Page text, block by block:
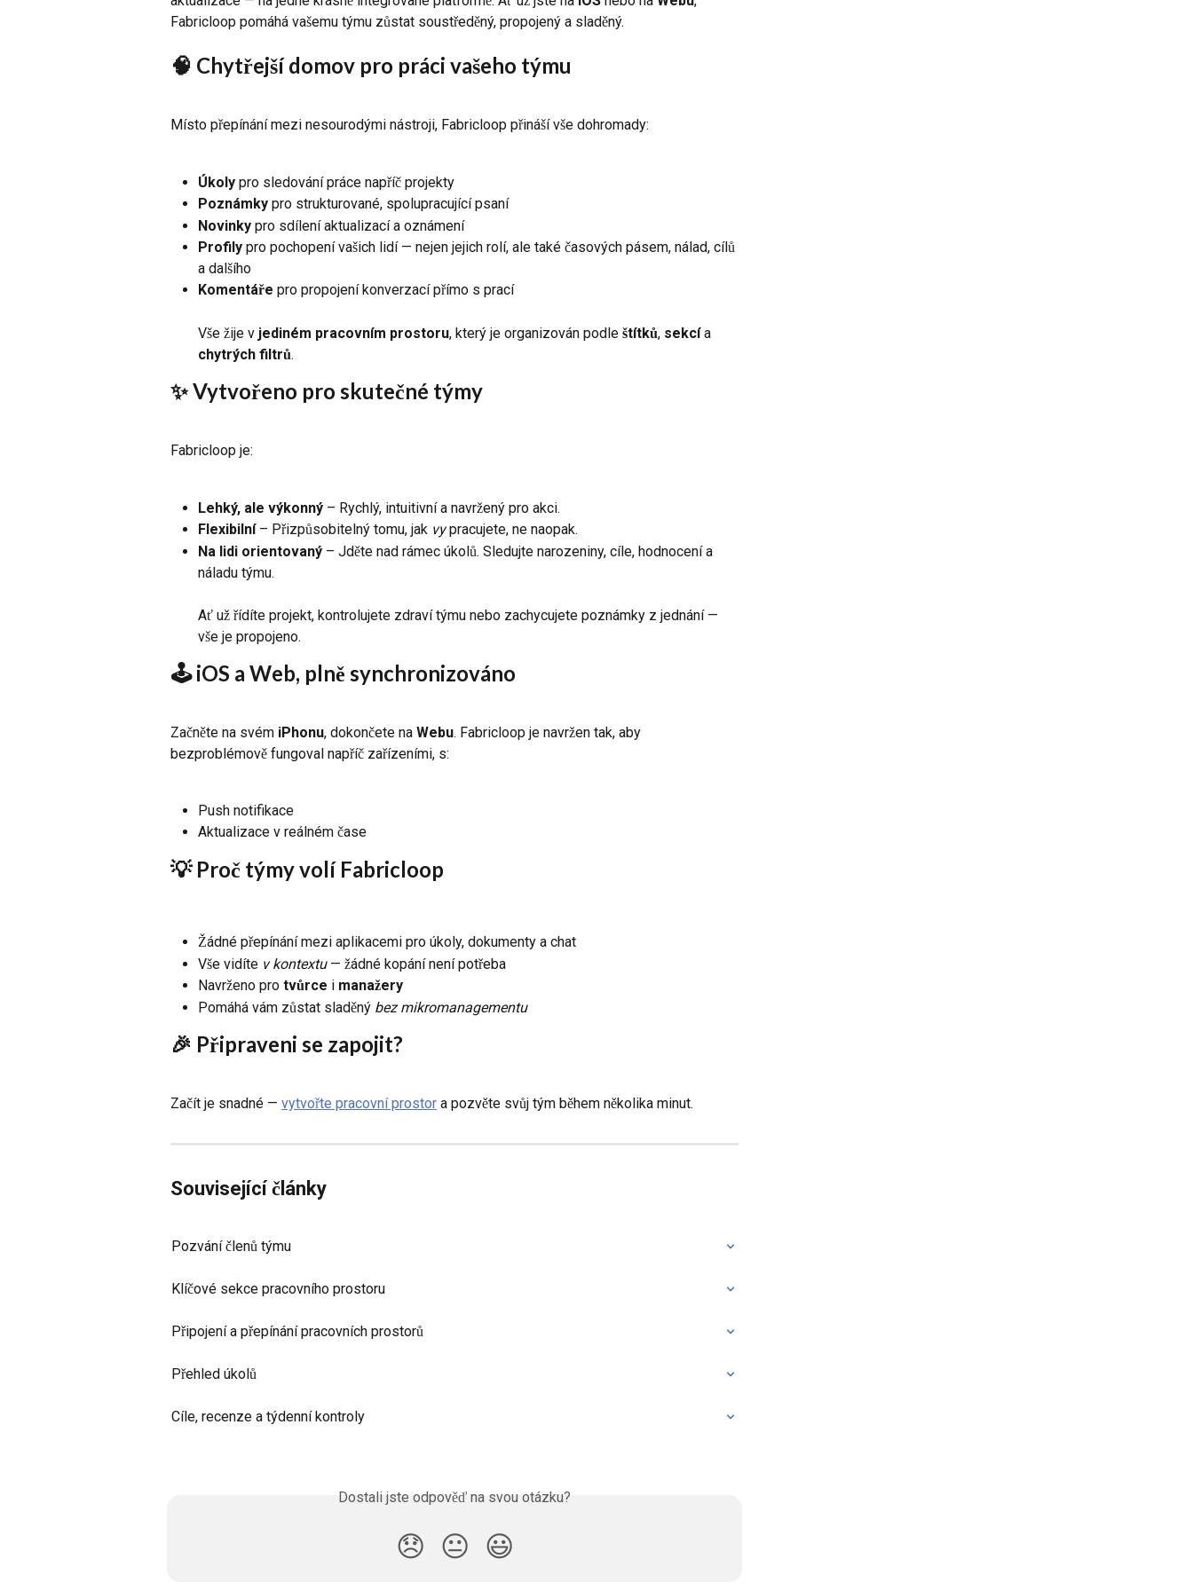
Fabricloop pomáhá vašemu týmu zůstat soustředěný, propojený a sladěný.
🧠 Chytřejší domov pro práci vašeho týmu
Místo přepínání mezi nesourodými nástroji, Fabricloop přináší vše dohromady:
Úkoly pro sledování práce napříč projekty
Poznámky pro strukturované, spolupracující psaní
Novinky pro sdílení aktualizací a oznámení
Profily pro pochopení vašich lidí — nejen jejich rolí, ale také časových pásem, nálad, cílů
a dalšího
Komentáře pro propojení konverzací přímo s prací
Vše žije v jediném pracovním prostoru, který je organizován podle štítků, sekcí a
chytrých filtrů.
✨ Vytvořeno pro skutečné týmy
Fabricloop je:
Lehký, ale výkonný – Rychlý, intuitivní a navržený pro akci.
Flexibilní – Přizpůsobitelný tomu, jak vy pracujete, ne naopak.
Na lidi orientovaný – Jděte nad rámec úkolů. Sledujte narozeniny, cíle, hodnocení a
náladu týmu.
Ať už řídíte projekt, kontrolujete zdraví týmu nebo zachycujete poznámky z jednání —
vše je propojeno.
🕹 iOS a Web, plně synchronizováno
Začněte na svém iPhonu, dokončete na Webu. Fabricloop je navržen tak, aby
bezproblémově fungoval napříč zařízeními, s:
Push notifikace
Aktualizace v reálném čase
💡 Proč týmy volí Fabricloop
Žádné přepínání mezi aplikacemi pro úkoly, dokumenty a chat
Vše vidíte v kontextu — žádné kopání není potřeba
Navrženo pro tvůrce i manažery
Pomáhá vám zůstat sladěný bez mikromanagementu
🎉 Připraveni se zapojit?
Začít je snadné — vytvořte pracovní prostor a pozvěte svůj tým během několika minut.
Související články
Pozvání členů týmu
Klíčové sekce pracovního prostoru
Připojení a přepínání pracovních prostorů
Přehled úkolů
Cíle, recenze a týdenní kontroly
Dostali jste odpověď na svou otázku?
😞 😐 😃